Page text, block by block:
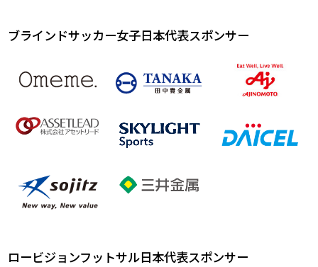
ブラインドサッカー女子日本代表スポンサー
ロービジョンフットサル日本代表スポンサー